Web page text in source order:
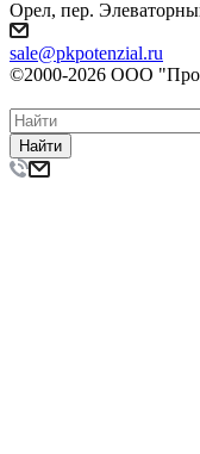
Орел, пер.
sale@pkpotenzial.ru
©2000-2026 ООО
Найти